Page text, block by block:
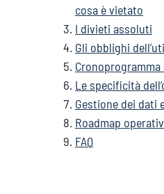
cosa è vietato
I divieti assoluti
Gli obblighi
Cronoprogramma
Le specificità
Gestione dei dati
Roadmap
FAQ